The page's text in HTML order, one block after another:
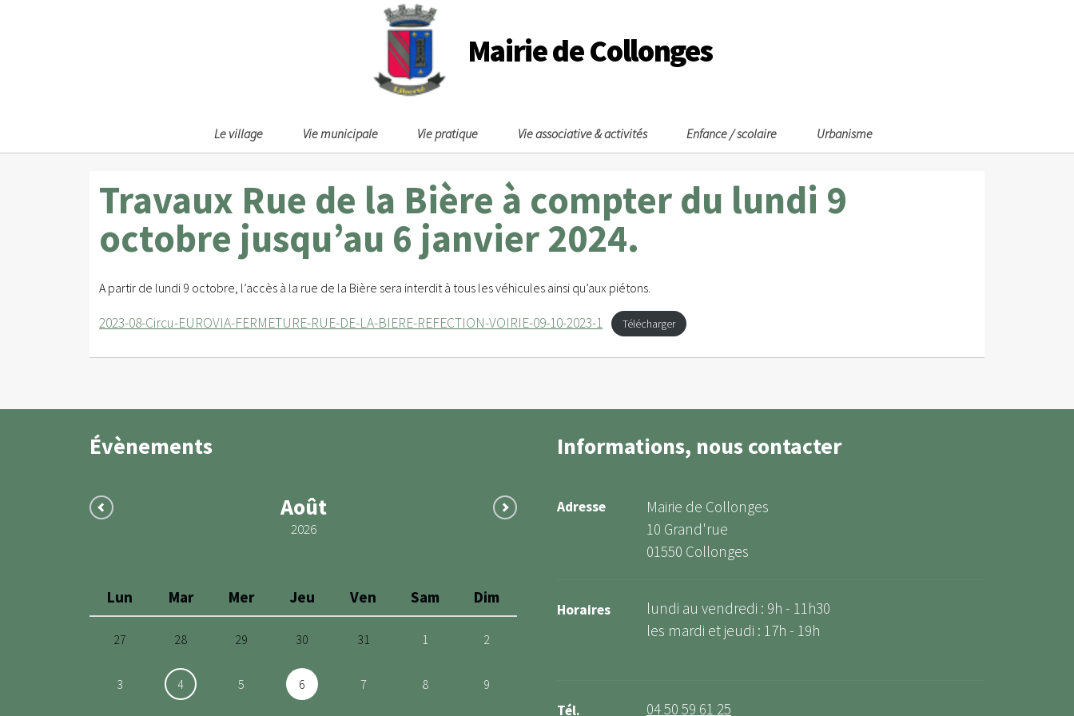
Mairie de Collonges
Le village Vie municipale Vie pratique Vie associative & activités Enfance / scolaire Urbanisme
Travaux Rue de la Bière à compter du lundi 9
octobre jusqu’au 6 janvier 2024.
A partir de lundi 9 octobre, l’accès à la rue de la Bière sera interdit à tous les véhicules ainsi qu’aux piétons.
2023-08-Circu-EUROVIA-FERMETURE-RUE-DE-LA-BIERE-REFECTION-VOIRIE-09-10-2023-1 Télécharger
Évènements
Août
2026
Lun Mar Mer Jeu Ven Sam Dim
27 28 29 30 31 1 2
3 4 5 6 7 8 9
Informations, nous contacter
Adresse
Mairie de Collonges
10 Grand'rue
01550 Collonges
Horaires
lundi au vendredi : 9h - 11h30
les mardi et jeudi : 17h - 19h
Tél. 04 50 59 61 25